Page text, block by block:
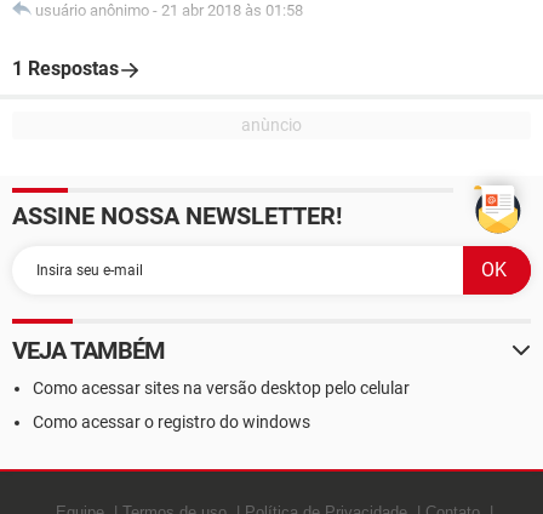
usuário anônimo - 21 abr 2018 às 01:58
1 Respostas
ASSINE NOSSA NEWSLETTER!
VEJA TAMBÉM
Como acessar sites na versão desktop pelo celular
Como acessar o registro do windows